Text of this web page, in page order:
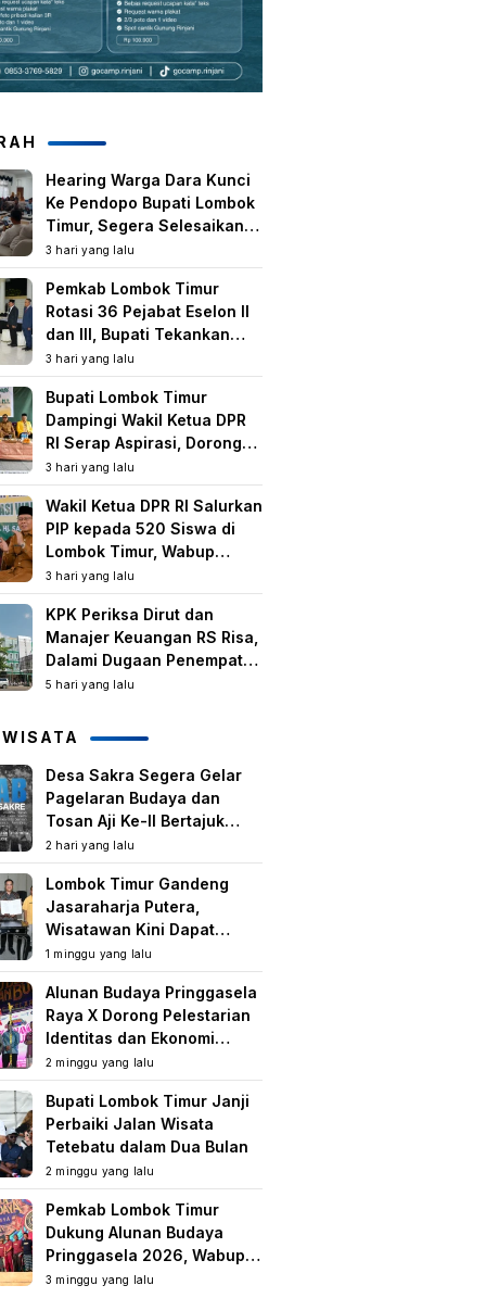
Hearing Warga Dara Kunci
Ke Pendopo Bupati Lombok
Timur, Segera Selesaikan
Konflik Agraria Eks HGU
Tanjung Kenanga
3 hari yang lalu
Pemkab Lombok Timur
Rotasi 36 Pejabat Eselon II
dan III, Bupati Tekankan
Peningkatan Kinerja dan
Pelayanan Publik
3 hari yang lalu
Bupati Lombok Timur
Dampingi Wakil Ketua DPR
RI Serap Aspirasi, Dorong
Program Strategis untuk
Kesejahteraan Masyarakat
3 hari yang lalu
Wakil Ketua DPR RI Salurkan
PIP kepada 520 Siswa di
Lombok Timur, Wabup
Tekankan Pentingnya
Pendidikan dan
Pencegahan Perkawinan
Anak
3 hari yang lalu
KPK Periksa Dirut dan
Manajer Keuangan RS Risa,
Dalami Dugaan Penempatan
Dana Rp2,25 Miliar oleh
5 hari yang lalu
Desa Sakra Segera Gelar
Pagelaran Budaya dan
Tosan Aji Ke-II Bertajuk
Samuhita Sakre
2 hari yang lalu
Lombok Timur Gandeng
Jasaraharja Putera,
Wisatawan Kini Dapat
Perlindungan Asuransi di
Destinasi Wisata
1 minggu yang lalu
Alunan Budaya Pringgasela
Raya X Dorong Pelestarian
Identitas dan Ekonomi
Masyarakat
2 minggu yang lalu
Bupati Lombok Timur Janji
Perbaiki Jalan Wisata
Tetebatu dalam Dua Bulan
2 minggu yang lalu
Pemkab Lombok Timur
Dukung Alunan Budaya
Pringgasela 2026, Wabup:
Kegiatan Berbasis
3 minggu yang lalu